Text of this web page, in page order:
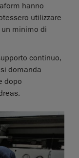
hanno
utilizzare
minimo di
continuo,
domanda
dopo